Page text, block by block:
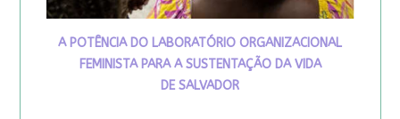
A POTÊNCIA DO LABORATÓRIO ORGANIZACIONAL
FEMINISTA PARA A SUSTENTAÇÃO DA VIDA
DE SALVADOR